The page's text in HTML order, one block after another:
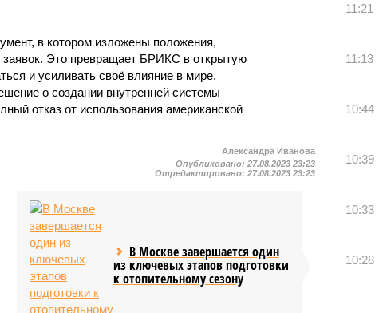
в котором изложены положения,
Это превращает БРИКС в открытую
и усиливать своё влияние в мире.
о создании внутренней системы
отказ от использования американской
Александра Иванова
Опубликовано:27.08.2023 23:23
Отредактировано:27.08.2023 23:23
В Москве завершается один
из ключевых этапов подготовки
к отопительному сезону
11:21
11:13
10:44
10:39
10:33
10:28